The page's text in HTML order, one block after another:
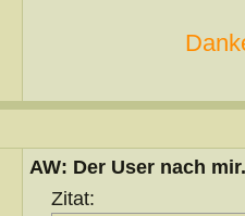
AW: Der User nach
Zitat: